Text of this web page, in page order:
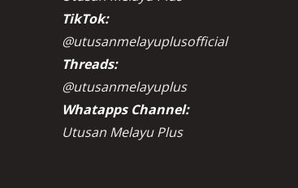
TikTok:
@utusanmelayuplusofficial
Threads:
@utusanmelayuplus
Whatapps Channel:
Utusan Melayu Plus